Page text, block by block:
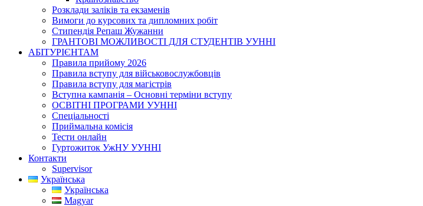
Розклади заліків та екзаменів
Вимоги до курсових та дипломних робіт
Стипендія Репаш Жужанни
ГРАНТОВІ МОЖЛИВОСТІ ДЛЯ СТУДЕНТІВ УУННІ
АБІТУРІЄНТАМ
Правила прийому 2026
Правила вступу для військовослужбовців
Правила вступу для магістрів
Вступна кампанія – Основні терміни вступу
ОСВІТНІ ПРОГРАМИ УУННІ
Спеціальності
Приймальна комісія
Тести онлайн
Гуртожиток УжНУ УУННІ
Контакти
Supervisor
Українська
Українська
Magyar